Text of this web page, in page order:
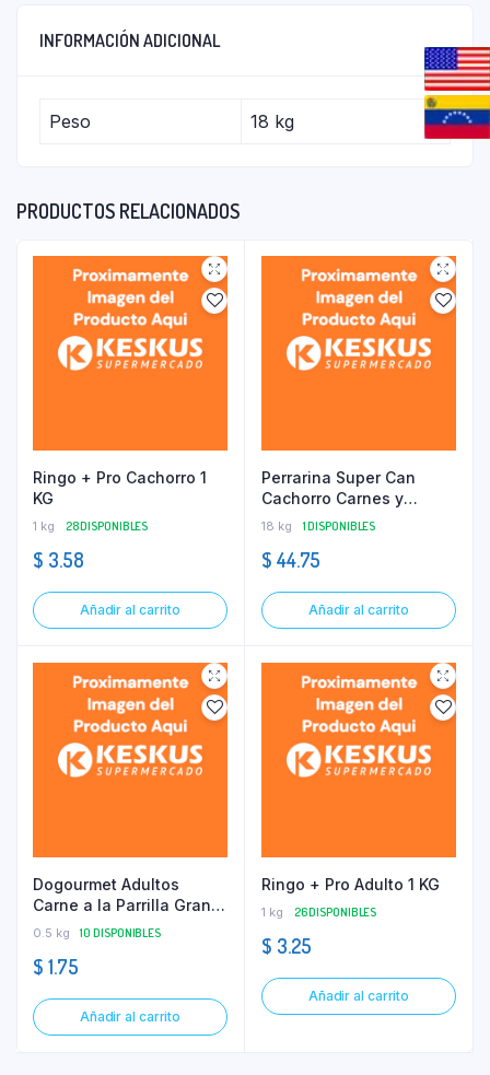
INFORMACIÓN ADICIONAL
Peso 18 kg
PRODUCTOS RELACIONADOS
Ringo + Pro Cachorro 1
KG
1 kg 28 DISPONIBLES
$ 3.58
Añadir al carrito
Perrarina Super Can
Cachorro Carnes y
Cereales 18 KG
18 kg 1 DISPONIBLES
$ 44.75
Añadir al carrito
Dogourmet Adultos
Carne a la Parrilla Granel
500 GR
0.5 kg 10 DISPONIBLES
$ 1.75
Añadir al carrito
Ringo + Pro Adulto 1 KG
1 kg 26 DISPONIBLES
$ 3.25
Añadir al carrito